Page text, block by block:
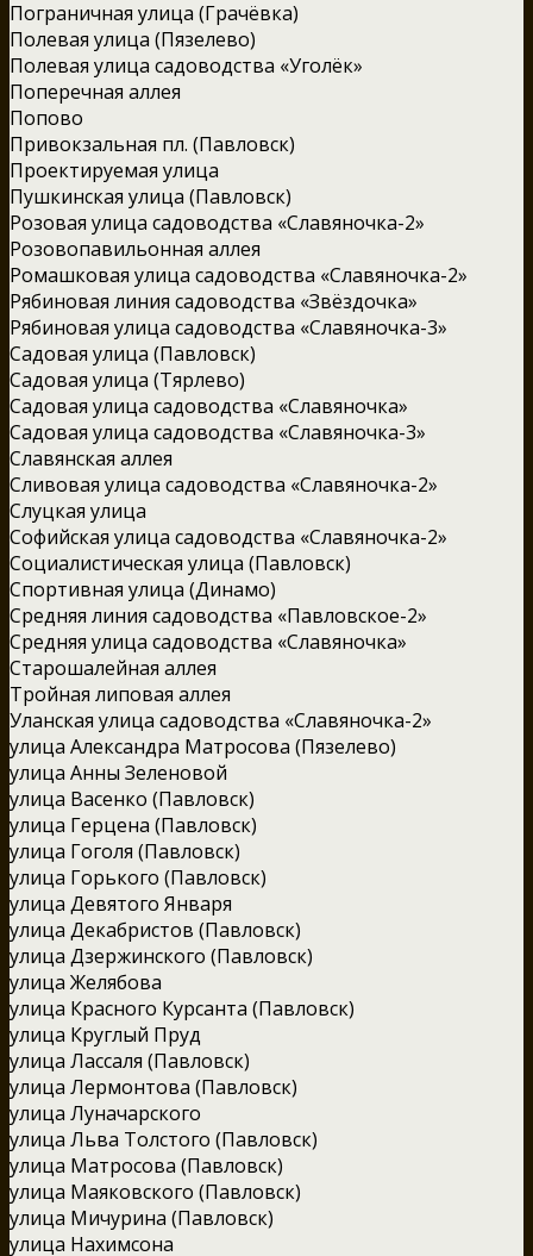
Пограничная улица (Грачёвка)
Полевая улица (Пязелево)
Полевая улица садоводства «Уголёк»
Поперечная аллея
Попово
Привокзальная пл. (Павловск)
Проектируемая улица
Пушкинская улица (Павловск)
Розовая улица садоводства «Славяночка-2»
Розовопавильонная аллея
Ромашковая улица садоводства «Славяночка-2»
Рябиновая линия садоводства «Звёздочка»
Рябиновая улица садоводства «Славяночка-3»
Садовая улица (Павловск)
Садовая улица (Тярлево)
Садовая улица садоводства «Славяночка»
Садовая улица садоводства «Славяночка-3»
Славянская аллея
Сливовая улица садоводства «Славяночка-2»
Слуцкая улица
Софийская улица садоводства «Славяночка-2»
Социалистическая улица (Павловск)
Спортивная улица (Динамо)
Средняя линия садоводства «Павловское-2»
Средняя улица садоводства «Славяночка»
Старошалейная аллея
Тройная липовая аллея
Уланская улица садоводства «Славяночка-2»
улица Александра Матросова (Пязелево)
улица Анны Зеленовой
улица Васенко (Павловск)
улица Герцена (Павловск)
улица Гоголя (Павловск)
улица Горького (Павловск)
улица Девятого Января
улица Декабристов (Павловск)
улица Дзержинского (Павловск)
улица Желябова
улица Красного Курсанта (Павловск)
улица Круглый Пруд
улица Лассаля (Павловск)
улица Лермонтова (Павловск)
улица Луначарского
улица Льва Толстого (Павловск)
улица Матросова (Павловск)
улица Маяковского (Павловск)
улица Мичурина (Павловск)
улица Нахимсона